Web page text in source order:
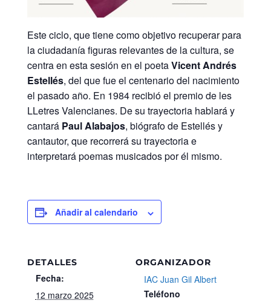
Este ciclo, que tiene como objetivo recuperar para
la ciudadanía figuras relevantes de la cultura, se
centra en esta sesión en el poetaVicent Andrés
Estellés, del que fue el centenario del nacimiento
el pasado año. En 1984 recibió el premio de les
LLetres Valencianes. De su trayectoria hablará y
cantará Paul Alabajos, biógrafo de Estellés y
cantautor, que recorrerá su trayectoria e
interpretará poemas musicados por él mismo.
Añadir al calendario
DETALLES
Fecha:
12 marzo 2025
ORGANIZADOR
IAC Juan Gil Albert
Teléfono